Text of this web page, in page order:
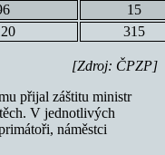
15
315
[Zdroj: ČPZP]
přijal záštitu ministr
V jednotlivých
náměstci